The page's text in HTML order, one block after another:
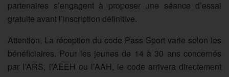
partenaires s’engagent à proposer une séance d’essai
gratuite avant l’inscription définitive.
Attention, La réception du code Pass Sport varie selon les
bénéficiaires. Pour les jeunes de 14 à 30 ans concernés
par l’ARS, l’AEEH ou l’AAH, le code arrivera directement